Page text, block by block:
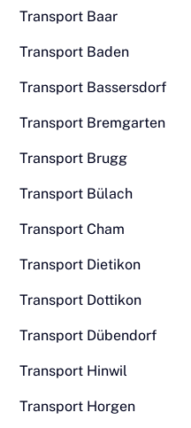
Transport Baar
Transport Baden
Transport Bassersdorf
Transport Bremgarten
Transport Brugg
Transport Bülach
Transport Cham
Transport Dietikon
Transport Dottikon
Transport Dübendorf
Transport Hinwil
Transport Horgen